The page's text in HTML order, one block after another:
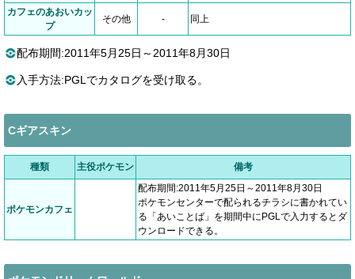
カフェのあおいカッ
プ
その他 - 同上
配布期間:2011年5月25日～2011年8月30日
入手方法:PGLでカタログを受け取る。
Cギアスキン
種類 主役ポケモン 備考
ポケモンカフェ
配布期間:2011年5月25日～2011年8月30日
ポケモンセンターで配られるチラシに書かれてい
る「あいことば」を期間中にPGLで入力するとダ
ウンロードできる。